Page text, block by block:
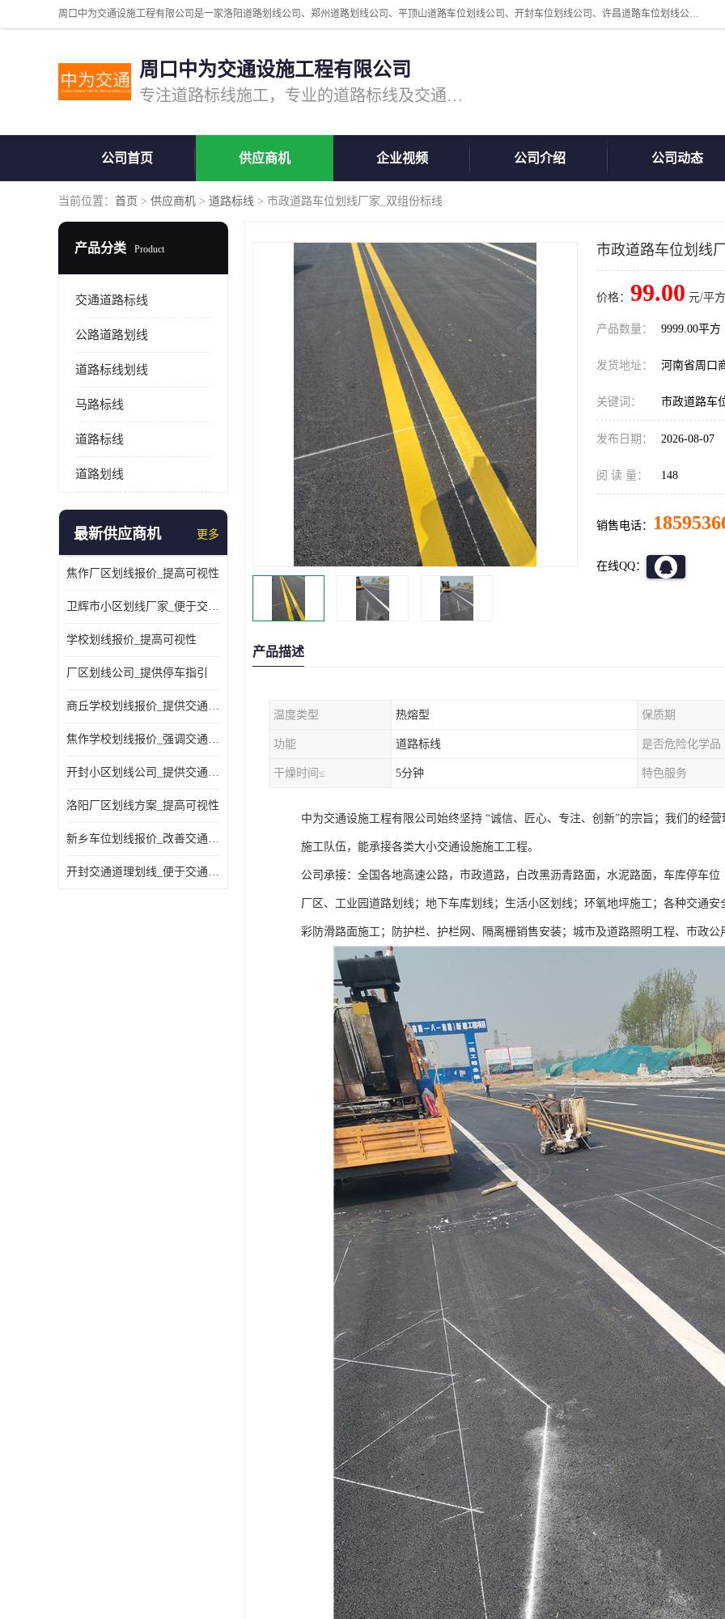
周口中为交通设施工程有限公司是一家洛阳道路划线公司、郑州道路划线公司、平顶山道路车位划线公司、开封车位划线公司、许昌道路车位划线公司、漯河道路车位划线公司，公司始终坚持“诚信、匠心、专注”的宗旨；我们的经营理念是：的服务。
周口中为交通设施工程有限公司
专注道路标线施工，专业的道路标线及交通设施施工服务商!
公司首页 供应商机 企业视频 公司介绍 公司动态
当前位置： 首页 > 供应商机 > 道路标线 > 市政道路车位划线厂家_双组份标线
产品分类 Product
交通道路标线
公路道路划线
道路标线划线
马路标线
道路标线
道路划线
最新供应商机 更多
焦作厂区划线报价_提高可视性
卫辉市小区划线厂家_便于交通管理
学校划线报价_提高可视性
厂区划线公司_提供停车指引
商丘学校划线报价_提供交通信息
焦作学校划线报价_强调交通规则
开封小区划线公司_提供交通信息
洛阳厂区划线方案_提高可视性
新乡车位划线报价_改善交通效率
开封交通道理划线_便于交通管理
市政道路车位划线
价格： 99.00 元/平
产品数量： 9999.00平方
发货地址： 河南省周口
关键词： 市政道路车
发布日期： 2026-08-07
阅 读 量： 148
销售电话：
在线QQ：
产品描述
温度类型 热熔型 保质期
功能 道路标线 是否危险化学品
干燥时间≤ 5分钟 特色服务
中为交通设施工程有限公司始终坚持 “诚信、匠心、专注、创新”的宗旨；我们的经
施工队伍，能承接各类大小交通设施施工工程。
公司承接：全国各地高速公路，市政道路，白改黑沥青路面，水泥路面，车库停车
厂区、工业园道路划线；地下车库划线；生活小区划线；环氧地坪施工；各种交通
彩防滑路面施工；防护栏、护栏网、隔离栅销售安装；城市及道路照明工程、市政公